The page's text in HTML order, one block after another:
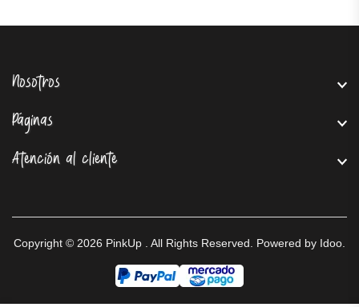
Nosotros
Páginas
Atención al cliente
Copyright © 2026 PinkUp . All Rights Reserved. Powered by Idoo.